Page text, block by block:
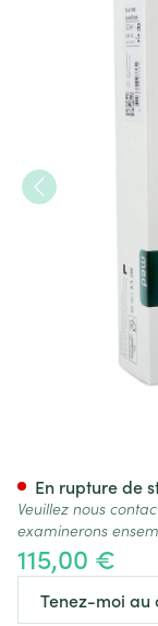
115,00 €
Tenez-moi au
En rupture de
Veuillez nous
examinerons